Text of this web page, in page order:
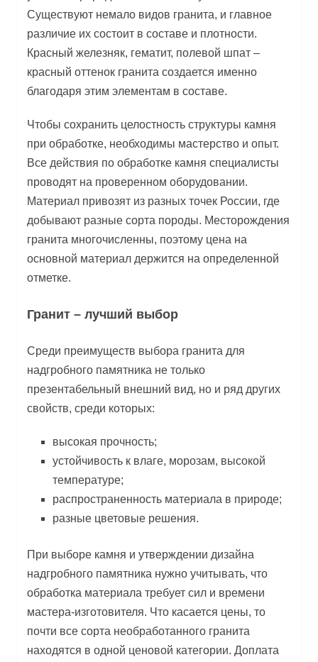
Существуют немало видов гранита, и главное
различие их состоит в составе и плотности.
Красный железняк, гематит, полевой шпат –
красный оттенок гранита создается именно
благодаря этим элементам в составе.
Чтобы сохранить целостность структуры камня
при обработке, необходимы мастерство и опыт.
Все действия по обработке камня специалисты
проводят на проверенном оборудовании.
Материал привозят из разных точек России, где
добывают разные сорта породы. Месторождения
гранита многочисленны, поэтому цена на
основной материал держится на определенной
отметке.
Гранит – лучший выбор
Среди преимуществ выбора гранита для
надгробного памятника не только
презентабельный внешний вид, но и ряд других
свойств, среди которых:
высокая прочность;
устойчивость к влаге, морозам, высокой
температуре;
распространенность материала в природе;
разные цветовые решения.
При выборе камня и утверждении дизайна
надгробного памятника нужно учитывать, что
обработка материала требует сил и времени
мастера-изготовителя. Что касается цены, то
почти все сорта необработанного гранита
находятся в одной ценовой категории. Доплата